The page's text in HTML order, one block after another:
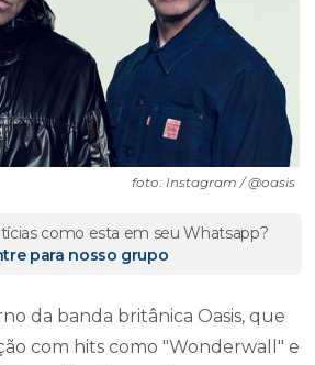
foto: Instagram / @oasis
como esta em seu Whatsapp?
para nosso grupo
da banda britânica Oasis, que
com hits como "Wonderwall" e